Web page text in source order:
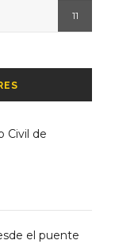
11
Civil de
el puente